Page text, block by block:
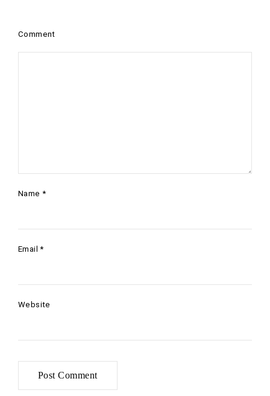
Comment
Name *
Email*
Website